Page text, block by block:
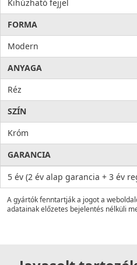
Kihúzható fejjel
FORMA
Modern
ANYAGA
Réz
SZÍN
Króm
GARANCIA
5 év (2 év alap garancia + 3 év
A gyártók fenntartják a jogot a
adatainak előzetes bejelentés nélküli